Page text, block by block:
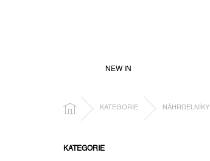
NEW IN
DOMŮ KATEGORIE NÁHRDELNÍKY
KATEGORIE